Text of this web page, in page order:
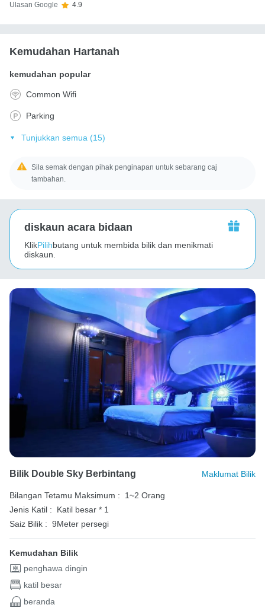
Ulasan Google 4.9
Kemudahan Hartanah
kemudahan popular
Common Wifi
Parking
Tunjukkan semua (15)
Sila semak dengan pihak penginapan untuk sebarang caj
tambahan.
diskaun acara bidaan
KlikPilihbutang untuk membida bilik dan menikmati
diskaun.
Bilik Double Sky Berbintang Maklumat Bilik
Bilangan Tetamu Maksimum :
1~2 Orang
Jenis Katil :
Katil besar * 1
Saiz Bilik : 9Meter persegi
Kemudahan Bilik
penghawa dingin
katil besar
beranda